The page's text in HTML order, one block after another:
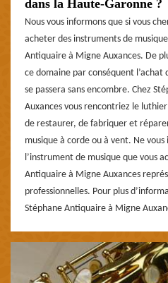
dans la Haute-Garonne ?
Nous vous informons que si vous
acheter des instruments de
Antiquaire à Migne Auxances. De
ce domaine par conséquent
se passera sans encombre. Chez
Auxances vous rencontriez le
de restaurer, de fabriquer et
musique à corde ou à vent. Ne
l’instrument de musique que vous
Antiquaire à Migne Auxances
professionnelles. Pour plus
Stéphane Antiquaire à Migne